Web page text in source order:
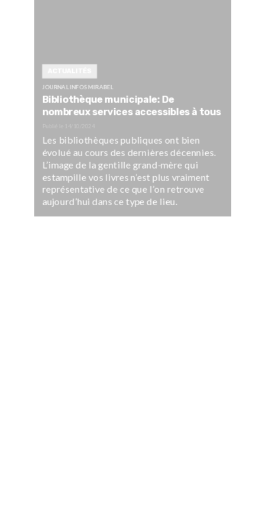
JOURNAL INFOS MIRABEL
Bibliothèque municipale: De
nombreux services accessibles à tous
Les bibliothèques publiques ont bien
évolué au cours des dernières décennies.
L’image de la gentille grand-mère qui
estampille vos livres n’est plus vraiment
représentative de ce que l’on retrouve
aujourd’hui dans ce type de lieu.